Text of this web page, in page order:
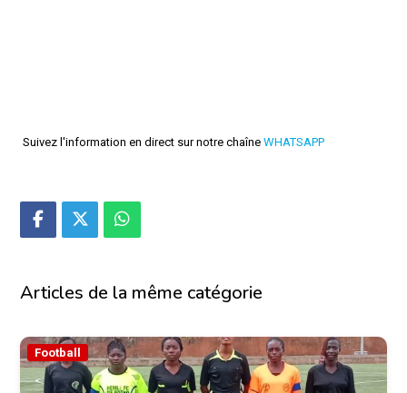
Suivez l'information en direct sur notre chaîne WHATSAPP
Articles de la même catégorie
Football